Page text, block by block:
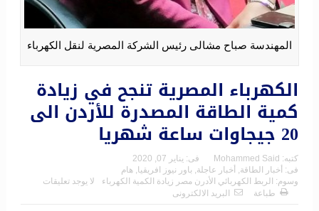
المهندسة صباح مشالى رئيس الشركة المصرية لنقل الكهرباء
الكهرباء المصرية تنجح في زيادة
كمية الطاقة المصدرة للأردن الى
20 جيجاوات ساعة شهريا
كتبه: Mohammed Said فى: يناير 07, 2020
فى: أخبار الطاقة, أخبار عاجلة, باور نيوز افريقيا, هام
وسوم: الربط الكهربائي الأدرن مصر زيادة الكمية الكهرباء
لا يوجد تعليقات
طباعة
البريد الالكترونى